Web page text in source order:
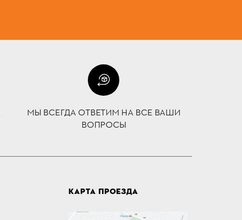
МЫ ВСЕГДА ОТВЕТИМ НА ВСЕ ВАШИ
ВОПРОСЫ
КАРТА ПРОЕЗДА